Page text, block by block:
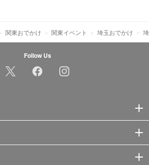
関東おでかけ 関東イベント 埼玉おでかけ
Follow Us